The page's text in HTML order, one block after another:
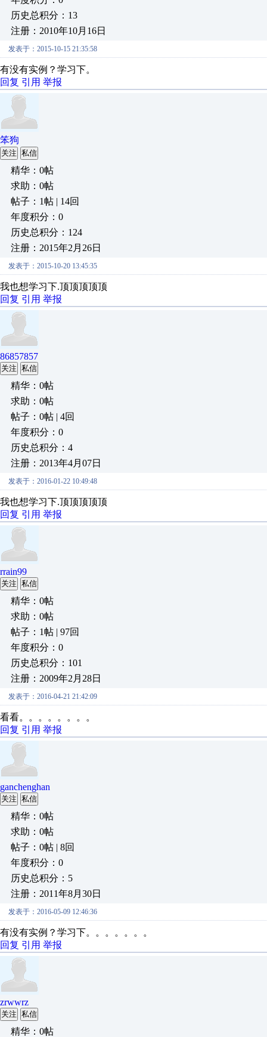
历史总积分：13
注册：2010年10月16日
发表于：2015-10-15 21:35:58
有没有实例？学习下。
回复 引用 举报
笨狗
关注 私信
精华：0帖
求助：0帖
帖子：1帖 | 14回
年度积分：0
历史总积分：124
注册：2015年2月26日
发表于：2015-10-20 13:45:35
我也想学习下.顶顶顶顶顶
回复 引用 举报
86857857
关注 私信
精华：0帖
求助：0帖
帖子：0帖 | 4回
年度积分：0
历史总积分：4
注册：2013年4月07日
发表于：2016-01-22 10:49:48
我也想学习下.顶顶顶顶顶
回复 引用 举报
rrain99
关注 私信
精华：0帖
求助：0帖
帖子：1帖 | 97回
年度积分：0
历史总积分：101
注册：2009年2月28日
发表于：2016-04-21 21:42:09
看看。。。。。。。。
回复 引用 举报
ganchenghan
关注 私信
精华：0帖
求助：0帖
帖子：0帖 | 8回
年度积分：0
历史总积分：5
注册：2011年8月30日
发表于：2016-05-09 12:46:36
有没有实例？学习下。。。。。。。
回复 引用 举报
zrwwrz
关注 私信
精华：0帖